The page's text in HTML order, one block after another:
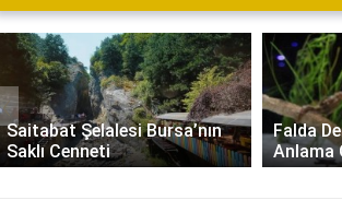
Saitabat Şelalesi Bursa’nın
Saklı Cenneti
Falda
Anlama
‹